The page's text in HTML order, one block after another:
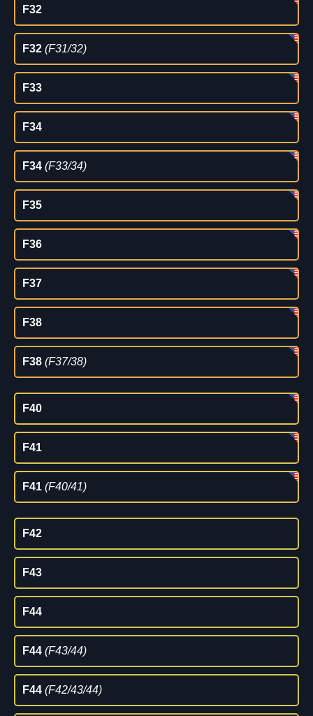
F32
F32 (F31/32)
F33
F34
F34 (F33/34)
F35
F36
F37
F38
F38 (F37/38)
F40
F41
F41 (F40/41)
F42
F43
F44
F44 (F43/44)
F44 (F42/43/44)